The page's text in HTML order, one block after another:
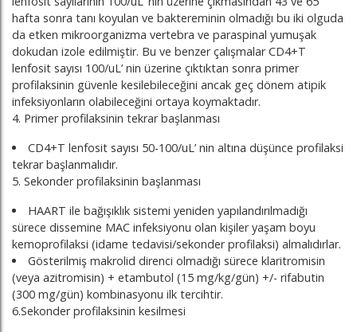
hafta sonra tanı koyulan ve baktereminin olmadığı bu iki olguda
da etken mikroorganizma vertebra ve paraspinal yumuşak
dokudan izole edilmiştir. Bu ve benzer çalışmalar CD4+T
lenfosit sayısı 100/uL’ nin üzerine çıktıktan sonra primer
profilaksinin güvenle kesilebileceğini ancak geç dönem atipik
infeksiyonların olabileceğini ortaya koymaktadır.
4. Primer profilaksinin tekrar başlanması
CD4+T lenfosit sayısı 50-100/uL’ nin altına düşünce profilaksi
tekrar başlanmalıdır.
5. Sekonder profilaksinin başlanması
HAART ile bağışıklık sistemi yeniden yapılandırılmadığı
sürece dissemine MAC infeksiyonu olan kişiler yaşam boyu
kemoprofilaksi (idame tedavisi/sekonder profilaksi) almalıdırlar.
Gösterilmiş makrolid direnci olmadığı sürece klaritromisin
(veya azitromisin) + etambutol (15 mg/kg/gün) +/- rifabutin
(300 mg/gün) kombinasyonu ilk tercihtir.
6.Sekonder profilaksinin kesilmesi